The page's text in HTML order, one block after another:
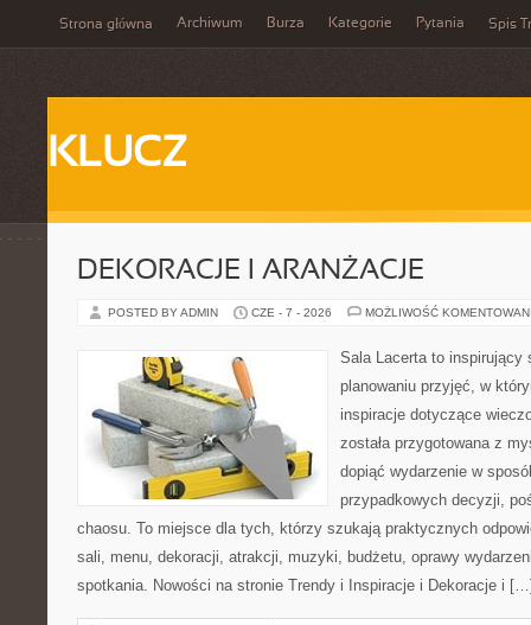
Strona główna Archiwum Burza Kategorie Pytania Spis
KLUCZ
DEKORACJE I ARANŻACJE
POSTED BY ADMIN CZE - 7 - 2026 MOŻLIWOŚĆ
Sala Lacerta to inspirujący
planowaniu przyjęć, w
inspiracje dotyczące
została przygotowana z
dopiąć wydarzenie w
przypadkowych decyzji,
chaosu. To miejsce dla tych, którzy szukają praktycznych
sali, menu, dekoracji, atrakcji, muzyki, budżetu, oprawy
spotkania. Nowości na stronie Trendy i Inspiracje i Dekoracje i